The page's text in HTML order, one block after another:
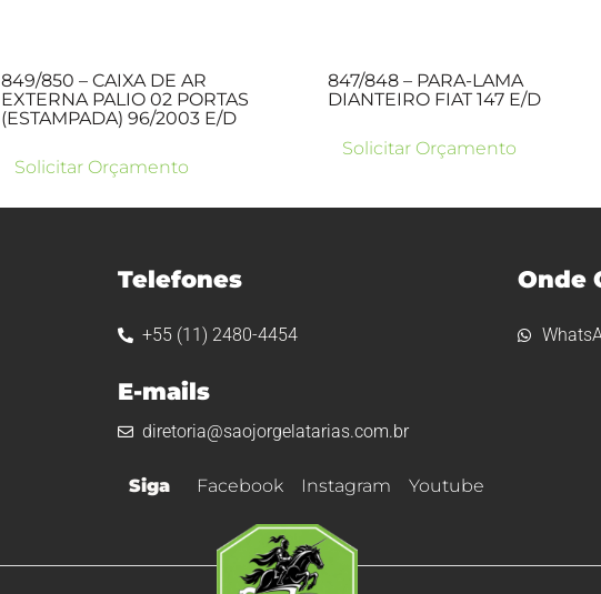
849/850 – CAIXA DE AR
EXTERNA PALIO 02 PORTAS
(ESTAMPADA) 96/2003 E/D
Solicitar Orçamento
847/848 – PARA-LAMA
DIANTEIRO FIAT 147 E/D
Solicitar Orçamento
Telefones
+55 (11) 2480-4454
E-mails
diretoria@saojorgelatarias.com.br
Onde
Siga Facebook Instagram Youtube